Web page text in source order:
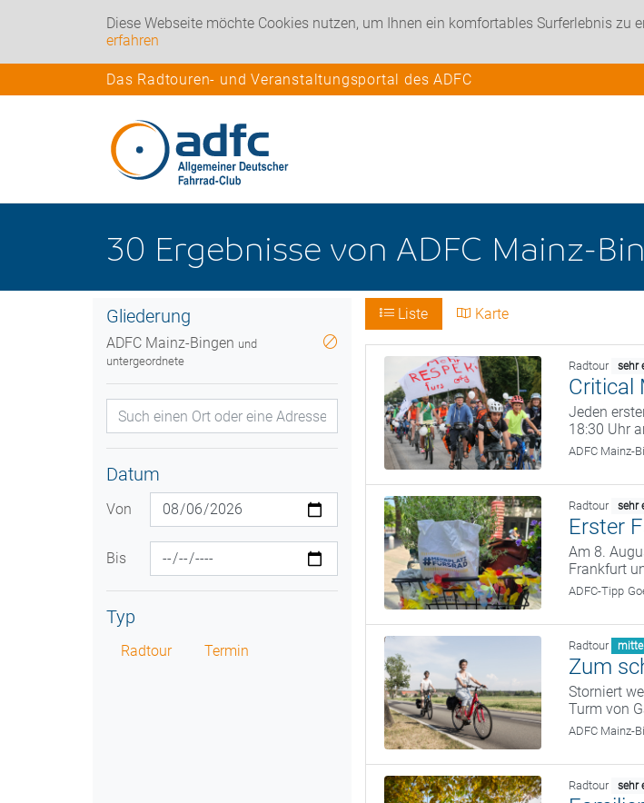
Diese Webseite möchte Cookies nutzen, um Ihnen ein komfortables Surferlebnis zu
erfahren
Das Radtouren- und Veranstaltungsportal des ADFC
30 Ergebnisse von ADFC Mainz-
Gliederung
ADFC Mainz-Bingen und
untergeordnete
Datum
Von
Bis
Typ
Radtour Termin
Liste Karte
Radtour sehr
Critical
Jeden
18:30 Uhr
ADFC Mainz-
Radtour sehr
Erster
Am 8.
Frankfurt
ADFC-Tipp
Radtour mittel
Zum
Storniert
Turm von
ADFC Mainz-
Radtour sehr